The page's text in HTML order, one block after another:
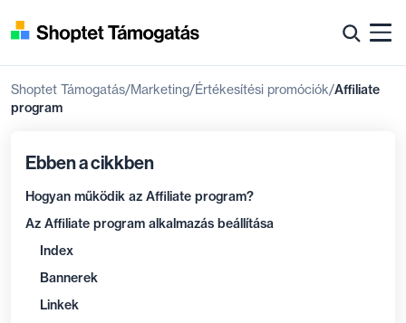
Shoptet Támogatás Marketing Értékesítési promóciók Affiliate
program
Ebben a cikkben
Hogyan működik az Affiliate program?
Az Affiliate program alkalmazás beállítása
Index
Bannerek
Linkek